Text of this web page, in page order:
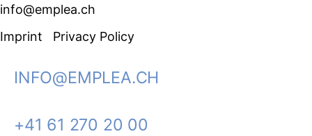
info@emplea.ch
Imprint
Privacy Policy
INFO@EMPLEA.CH
+41 61 270 20 00